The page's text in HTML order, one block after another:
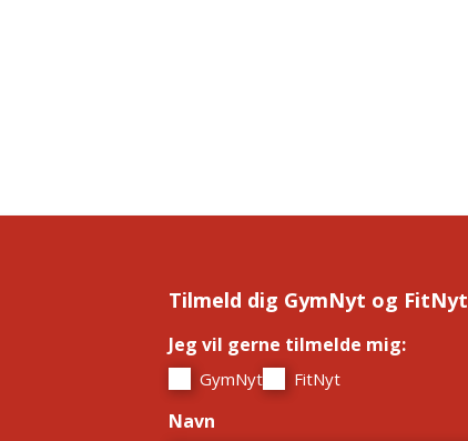
Tilmeld dig GymNyt og FitNyt
Jeg vil gerne tilmelde mig:
GymNyt FitNyt
Navn